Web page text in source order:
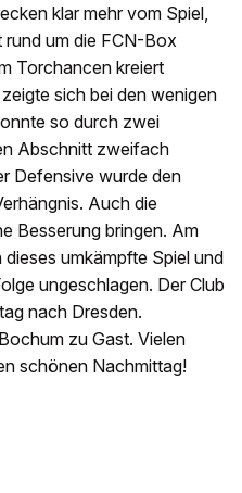
klar mehr vom Spiel,
rund um die FCN-Box
Torchancen kreiert
sich bei den wenigen
so durch zwei
Abschnitt zweifach
Defensive wurde den
Auch die
Besserung bringen. Am
umkämpfte Spiel und
ungeschlagen. Der Club
nach Dresden.
zu Gast. Vielen
schönen Nachmittag!